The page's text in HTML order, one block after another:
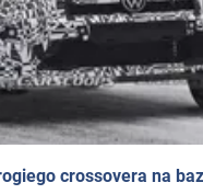
crossovera na